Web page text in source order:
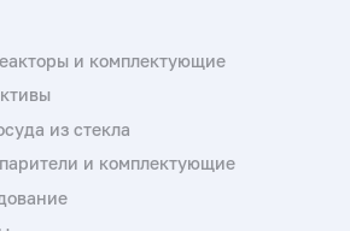
и комплектующие
из стекла
и комплектующие